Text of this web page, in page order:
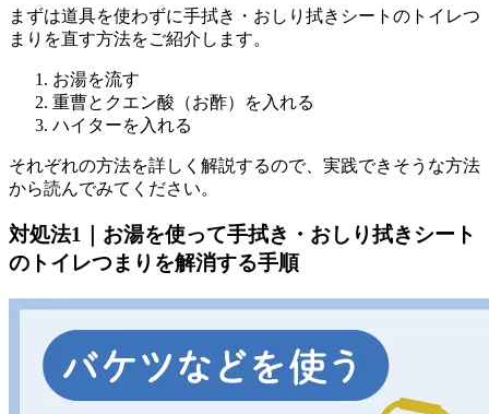
まずは道具を使わずに手拭き・おしり拭きシートのトイレつ
まりを直す方法をご紹介します。
お湯を流す
重曹とクエン酸（お酢）を入れる
ハイターを入れる
それぞれの方法を詳しく解説するので、実践できそうな方法
から読んでみてください。
対処法1｜お湯を使って手拭き・おしり拭きシート
のトイレつまりを解消する手順